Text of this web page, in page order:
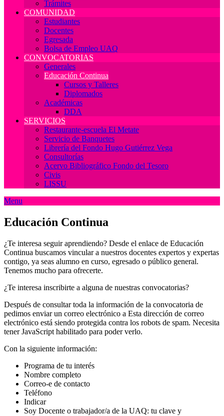
Trámites
COMUNIDAD
Estudiantes
Docentes
Egresada
Bolsa de Empleo UAQ
CONVOCATORIAS
Generales
Educación Continua
Cursos y Talleres
Diplomados
Académicas
DDA
SERVICIOS
Restaurante-escuela El Metate
Servicio de Banquetes
Librería del Fondo Hugo Gutiérrez Vega
Consultorías
Acervo Bibliográfico Fondo del Tesoro
Civis
LISSU
Menu
Educación Continua
¿Te interesa seguir aprendiendo? Desde el enlace de Educación
Continua buscamos vincular a nuestros docentes expertos y expertas
contigo, ya seas alumno en curso, egresado o público general.
Tenemos mucho para ofrecerte.
¿Te interesa inscribirte a alguna de nuestras convocatorias?
Después de consultar toda la información de la convocatoria de
pedimos enviar un correo electrónico a Esta dirección de correo
electrónico está siendo protegida contra los robots de spam. Necesita
tener JavaScript habilitado para poder verlo.
Con la siguiente información:
Programa de tu interés
Nombre completo
Correo-e de contacto
Teléfono
Indicar
Soy Docente o trabajador/a de la UAQ: tu clave y